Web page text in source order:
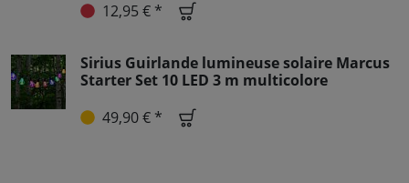
12,95 € *
Sirius Guirlande lumineuse solaire Marcus
Starter Set 10 LED 3 m multicolore
49,90 € *